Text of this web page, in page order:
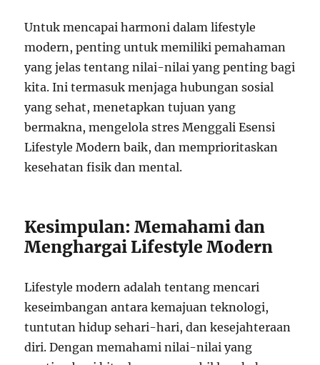
Untuk mencapai harmoni dalam lifestyle
modern, penting untuk memiliki pemahaman
yang jelas tentang nilai-nilai yang penting bagi
kita. Ini termasuk menjaga hubungan sosial
yang sehat, menetapkan tujuan yang
bermakna, mengelola stres Menggali Esensi
Lifestyle Modern baik, dan memprioritaskan
kesehatan fisik dan mental.
Kesimpulan: Memahami dan
Menghargai Lifestyle Modern
Lifestyle modern adalah tentang mencari
keseimbangan antara kemajuan teknologi,
tuntutan hidup sehari-hari, dan kesejahteraan
diri. Dengan memahami nilai-nilai yang